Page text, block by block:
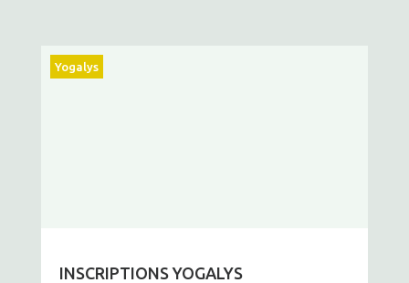
INSCRIPTIONS YOGALYS
Yogalys